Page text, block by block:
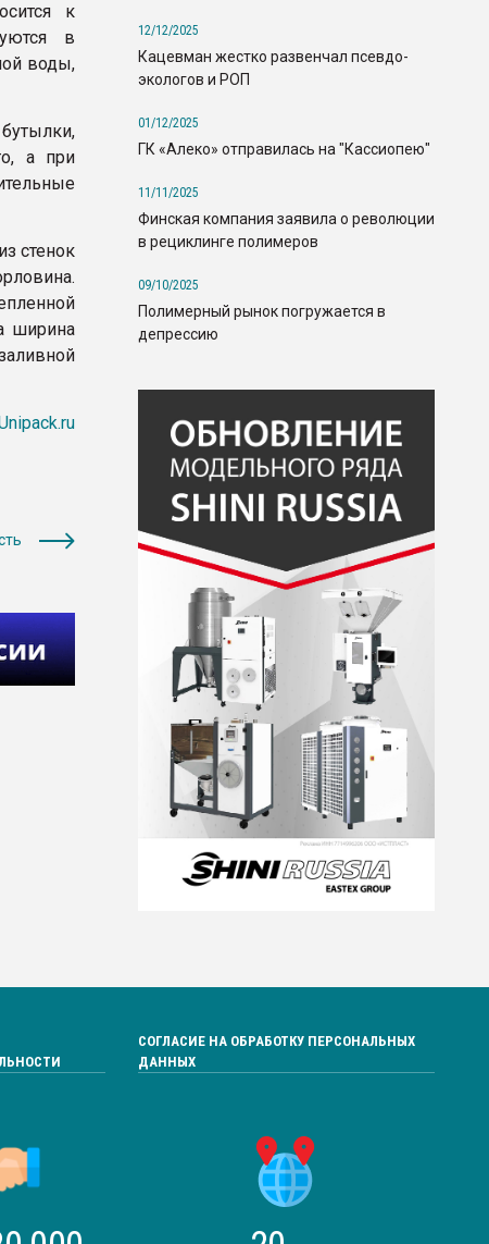
к
в
воды,
а при
стенок
ширина
12/12/2025
Кацевман жестко развенчал псевдо-
экологов и РОП
01/12/2025
ГК «Алеко» отправилась на "Кассиопею"
11/11/2025
Финская компания заявила о революции
в рециклинге полимеров
09/10/2025
Полимерный рынок погружается в
депрессию
СОГЛАСИЕ НА ОБРАБОТКУ ПЕРСОНАЛЬНЫХ
ДАННЫХ